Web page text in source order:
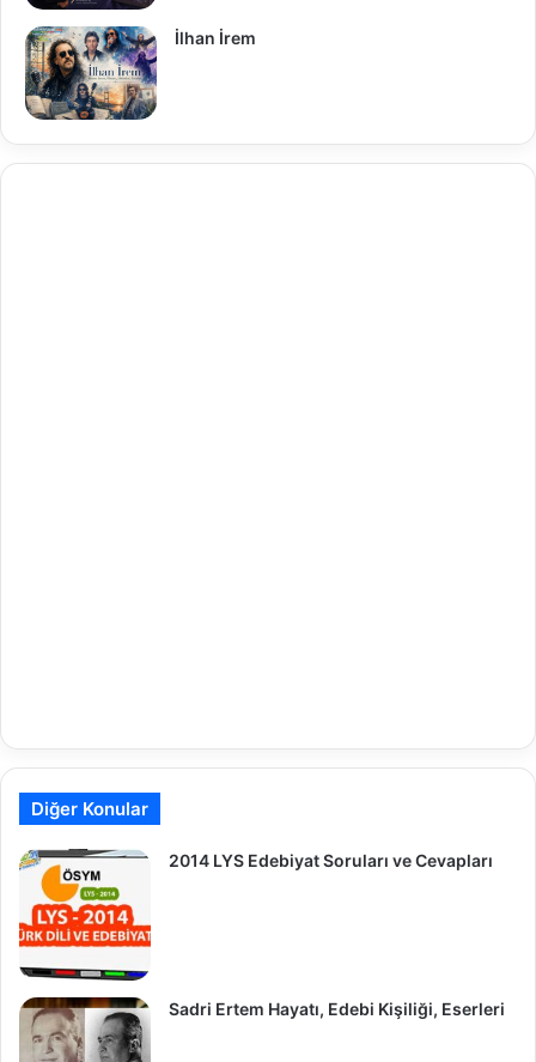
İlhan İrem
Diğer Konular
2014 LYS Edebiyat Soruları ve Cevapları
Sadri Ertem Hayatı, Edebi Kişiliği, Eserleri